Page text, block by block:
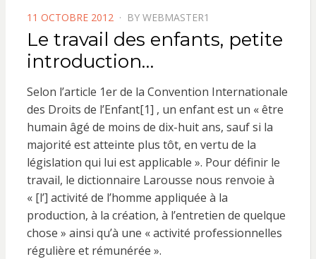
POSTED
ON
11 OCTOBRE 2012 BY WEBMASTER1
Le travail des enfants, petite
introduction…
Selon l’article 1er de la Convention Internationale
des Droits de l’Enfant[1] , un enfant est un « être
humain âgé de moins de dix-huit ans, sauf si la
majorité est atteinte plus tôt, en vertu de la
législation qui lui est applicable ». Pour définir le
travail, le dictionnaire Larousse nous renvoie à
« [l’] activité de l’homme appliquée à la
production, à la création, à l’entretien de quelque
chose » ainsi qu’à une « activité professionnelles
régulière et rémunérée ».